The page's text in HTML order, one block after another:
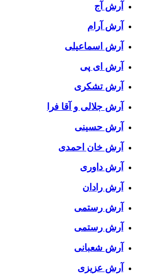
آرش آج
آرش آرام
آرش اسماعیلی
آرش ای پی
آرش تشکری
آرش جلالی و آقا فرا
آرش حسینی
آرش خان احمدی
آرش داوری
آرش رادان
آرش رستمى
آرش رستمی
آرش شعبانی
آرش عزیزی